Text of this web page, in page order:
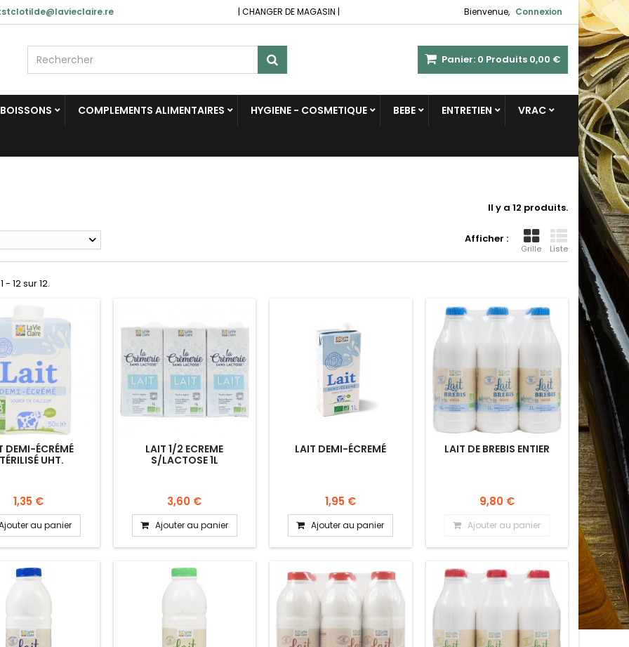
Bienvenue, Connexion
| CHANGER DE MAGASIN |
Panier: 0 Produits 0,00 €
BOISSONS COMPLEMENTS ALIMENTAIRES HYGIENE - COSMETIQUE BEBE ENTRETIEN VRAC
Il y a 12 produits.
Afficher :
Grille Liste
- 12 sur 12.
DEMI-ÉCRÉMÉ
UHT.
1,35 €
au panier
LAIT 1/2 ECREME
S/LACTOSE 1L
3,60 €
Ajouter au panier
LAIT DEMI-ÉCREMÉ
1,95 €
Ajouter au panier
LAIT DE BREBIS ENTIER
9,80 €
Ajouter au panier